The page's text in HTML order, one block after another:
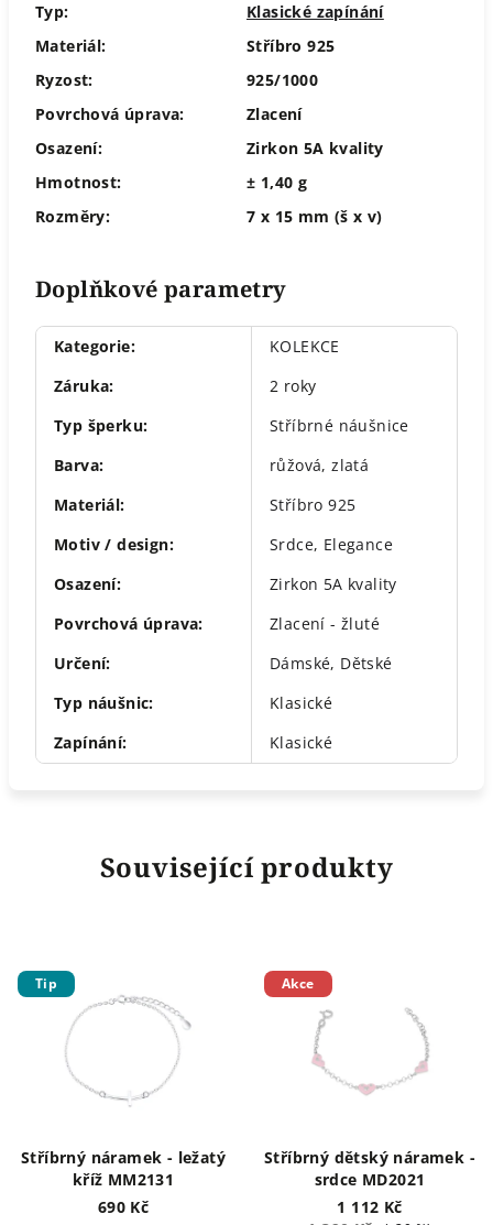
Typ:
Klasické zapínání
Materiál:
Stříbro 925
Ryzost:
925/1000
Povrchová úprava:
Zlacení
Osazení:
Zirkon 5A kvality
Hmotnost:
± 1,40 g
Rozměry:
7 x 15 mm (š x v)
Doplňkové parametry
Kategorie:
KOLEKCE
Záruka:
2 roky
Typ šperku:
Stříbrné náušnice
Barva: růžová,zlatá
Materiál:
Stříbro 925
Motiv / design: Srdce, Elegance
Osazení:
Zirkon 5A kvality
Povrchová úprava:
Zlacení - žluté
Určení: Dámské, Dětské
Typ náušnic:
Klasické
Zapínání: Klasické
Související produkty
Tip
Stříbrný náramek - ležatý
kříž MM2131
690 Kč
Akce
Stříbrný dětský náramek -
srdce MD2021
1 112 Kč